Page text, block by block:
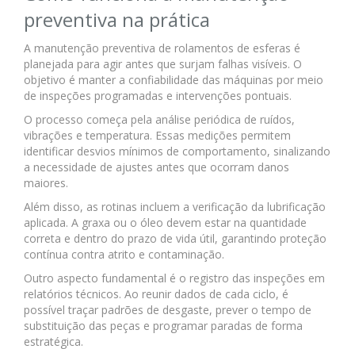
preventiva na prática
A manutenção preventiva de rolamentos de esferas é
planejada para agir antes que surjam falhas visíveis. O
objetivo é manter a confiabilidade das máquinas por meio
de inspeções programadas e intervenções pontuais.
O processo começa pela análise periódica de ruídos,
vibrações e temperatura. Essas medições permitem
identificar desvios mínimos de comportamento, sinalizando
a necessidade de ajustes antes que ocorram danos
maiores.
Além disso, as rotinas incluem a verificação da lubrificação
aplicada. A graxa ou o óleo devem estar na quantidade
correta e dentro do prazo de vida útil, garantindo proteção
contínua contra atrito e contaminação.
Outro aspecto fundamental é o registro das inspeções em
relatórios técnicos. Ao reunir dados de cada ciclo, é
possível traçar padrões de desgaste, prever o tempo de
substituição das peças e programar paradas de forma
estratégica.